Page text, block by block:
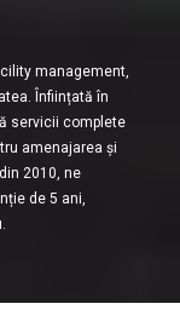
management,
Înființată în
servicii complete
amenajarea și
2010, ne
de 5 ani,